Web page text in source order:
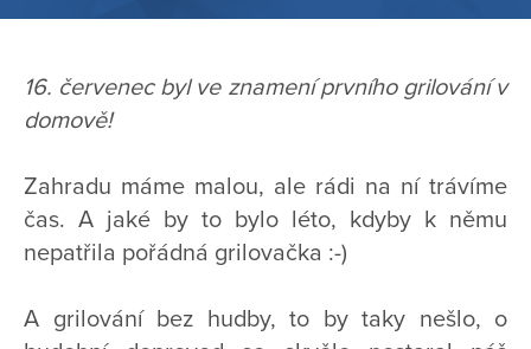
16. červenec byl ve znamení prvního grilování v
domově!
Zahradu máme malou, ale rádi na ní trávíme
čas. A jaké by to bylo léto, kdyby k němu
nepatřila pořádná grilovačka :-)
A grilování bez hudby, to by taky nešlo, o